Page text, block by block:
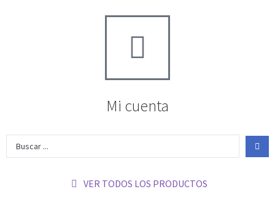
Mi cuenta
VER TODOS LOS PRODUCTOS